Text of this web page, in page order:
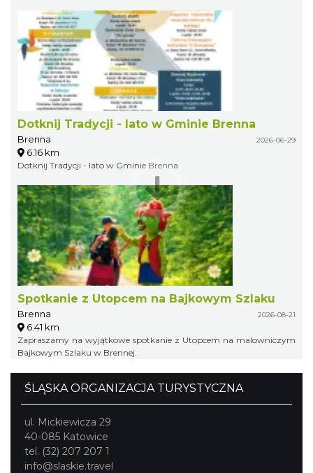
Dotknij Tradycji - lato w Gminie Brenna
Brenna 2026-06-29
6.16 km
Dotknij Tradycji - lato w Gminie Brenna
Spotkanie z Utopcem na Bajkowym Szlaku
Brenna 2026-08-21
6.41 km
Zapraszamy na wyjątkowe spotkanie z Utopcem na malowniczym
Bajkowym Szlaku w Brennej.
ŚLĄSKA ORGANIZACJA TURYSTYCZNA
ul. Mickiewicza 29
40-085 Katowice
tel. (32) 207 207 1
info@slaskie.travel